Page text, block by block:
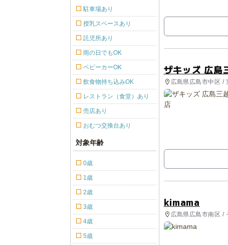
ザキッズ 広島
広島県広島市中区 /
kimama
広島県広島市南区 /
駐車場あり
授乳スペースあり
託児所あり
雨の日でもOK
ベビーカーOK
飲食物持ち込みOK
レストラン（食堂）あり
売店あり
おむつ交換台あり
対象年齢
0歳
1歳
2歳
3歳
4歳
5歳